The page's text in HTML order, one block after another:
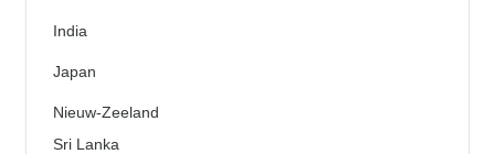
India
Japan
Nieuw-Zeeland
Sri Lanka